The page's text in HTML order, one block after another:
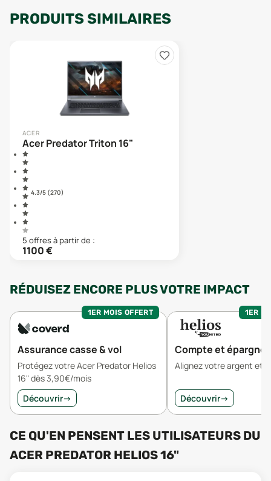
PRODUITS SIMILAIRES
ACER
Acer Predator Triton 16"
4.3/5 (270)
5 offresà partir de :
1100€
RÉDUISEZ ENCORE PLUS VOTRE IMPACT
1ER MOIS OFFERT
Assurance casse & vol
Protégez votre Acer Predator Helios
16" dès 3,90€/mois
Découvrir→
1ER
Compte et épargne
Alignez votre argent et
Découvrir→
CE QU'EN PENSENT LES UTILISATEURS DU
ACER PREDATOR HELIOS 16"